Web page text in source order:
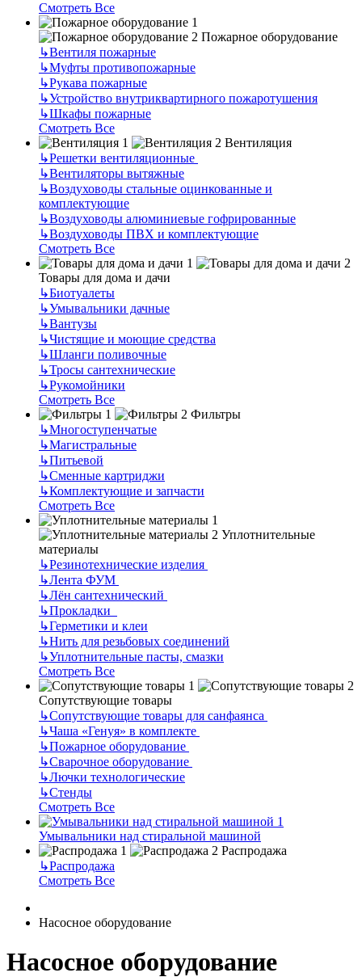
Смотреть Все
Пожарное оборудование
↳Вентиля пожарные
↳Муфты противопожарные
↳Рукава пожарные
↳Устройство внутриквартирного пожаротушения
↳Шкафы пожарные
Смотреть Все
Вентиляция
↳Решетки вентиляционные
↳Вентиляторы вытяжные
↳Воздуховоды стальные оцинкованные и
комплектующие
↳Воздуховоды алюминиевые гофрированные
↳Воздуховоды ПВХ и комплектующие
Смотреть Все
Товары для дома и дачи
↳Биотуалеты
↳Умывальники дачные
↳Вантузы
↳Чистящие и моющие средства
↳Шланги поливочные
↳Тросы сантехнические
↳Рукомойники
Смотреть Все
Фильтры
↳Многоступенчатые
↳Магистральные
↳Питьевой
↳Сменные картриджи
↳Комплектующие и запчасти
Смотреть Все
Уплотнительные
материалы
↳Резинотехнические изделия
↳Лента ФУМ
↳Лён сантехнический
↳Прокладки
↳Герметики и клеи
↳Нить для резьбовых соединений
↳Уплотнительные пасты, смазки
Смотреть Все
Сопутствующие товары
↳Сопутствующие товары для санфаянса
↳Чаша «Генуя» в комплекте
↳Пожарное оборудование
↳Сварочное оборудование
↳Лючки технологические
↳Стенды
Смотреть Все
Умывальники над стиральной машиной
Распродажа
↳Распродажа
Смотреть Все
Насосное оборудование
Насосное оборудование